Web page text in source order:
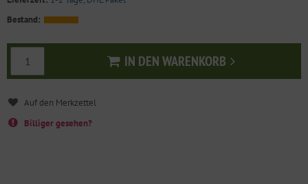
Bestand:
IN DEN WARENKORB
In den Warenkorb
Billiger gesehen?